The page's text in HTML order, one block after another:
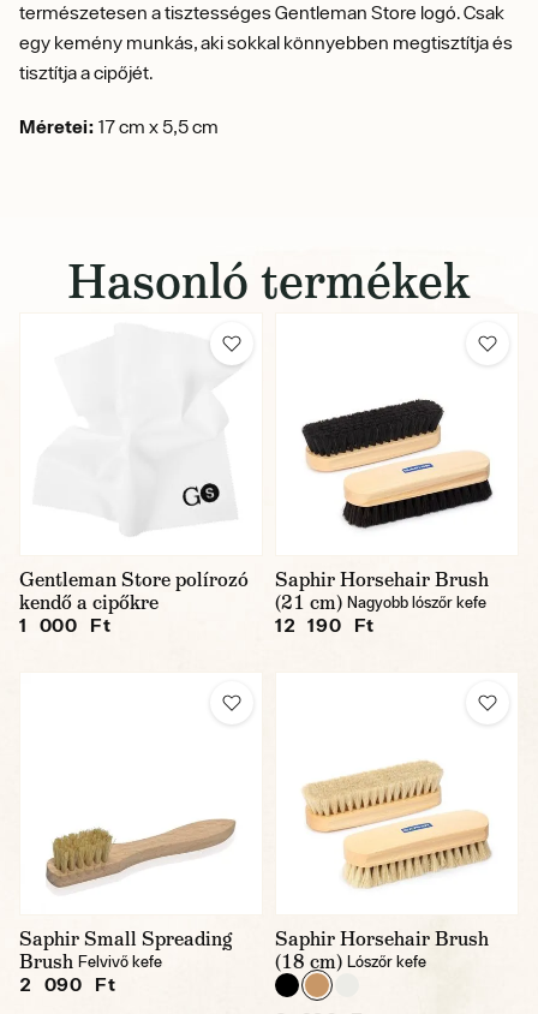
természetesen a tisztességes Gentleman Store logó. Csak
egy kemény munkás, aki sokkal könnyebben megtisztítja és
tisztítja a cipőjét.
Méretei: 17 cm x 5,5 cm
Hasonló termékek
Gentleman Store polírozó
kendő a cipőkre
1 000 Ft
Saphir Horsehair Brush
(21 cm) Nagyobb lószőr kefe
12 190 Ft
Saphir Small Spreading
Brush Felvivő kefe
2 090 Ft
Saphir Horsehair Brush
(18 cm) Lószőr kefe